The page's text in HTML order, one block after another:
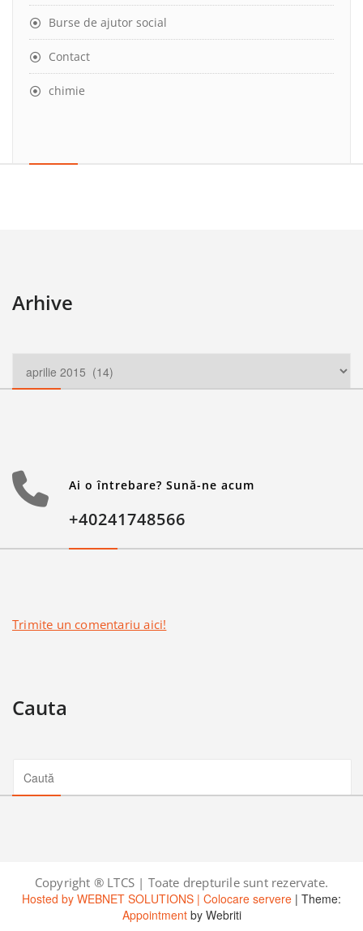
Burse de ajutor social
Contact
chimie
Arhive
Ai o întrebare? Sună-ne acum
+40241748566
Trimite un comentariu aici!
Cauta
Copyright ® LTCS | Toate drepturile sunt rezervate.
Hosted by WEBNET SOLUTIONS | Colocare servere | Theme:
Appointmentby Webriti